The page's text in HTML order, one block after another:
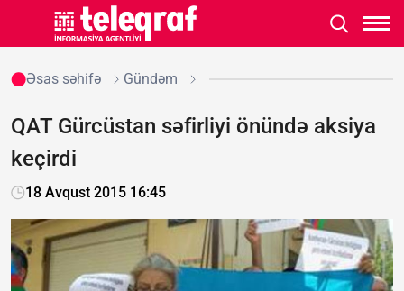
Əsas səhifə Gündəm
QAT Gürcüstan səfirliyi önündə aksiya
keçirdi
18 Avqust 2015 16:45